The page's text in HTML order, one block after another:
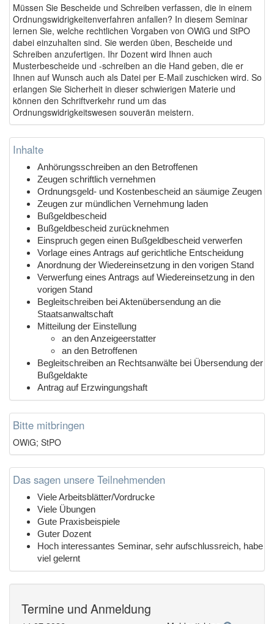
Müssen Sie Bescheide und Schreiben verfassen, die in einem
Ordnungswidrigkeitenverfahren anfallen? In diesem Seminar
lernen Sie, welche rechtlichen Vorgaben von OWiG und StPO
dabei einzuhalten sind. Sie werden üben, Bescheide und
Schreiben anzufertigen. Ihr Dozent wird Ihnen auch
Musterbescheide und -schreiben an die Hand geben, die er
Ihnen auf Wunsch auch als Datei per E-Mail zuschicken wird. So
erlangen Sie Sicherheit in dieser schwierigen Materie und
können den Schriftverkehr rund um das
Ordnungswidrigkeitswesen souverän meistern.
Inhalte
Anhörungsschreiben an den Betroffenen
Zeugen schriftlich vernehmen
Ordnungsgeld- und Kostenbescheid an säumige Zeugen
Zeugen zur mündlichen Vernehmung laden
Bußgeldbescheid
Bußgeldbescheid zurücknehmen
Einspruch gegen einen Bußgeldbescheid verwerfen
Vorlage eines Antrags auf gerichtliche Entscheidung
Anordnung der Wiedereinsetzung in den vorigen Stand
Verwerfung eines Antrags auf Wiedereinsetzung in den
vorigen Stand
Begleitschreiben bei Aktenübersendung an die
Staatsanwaltschaft
Mitteilung der Einstellung
an den Anzeigeerstatter
an den Betroffenen
Begleitschreiben an Rechtsanwälte bei Übersendung der
Bußgeldakte
Antrag auf Erzwingungshaft
Bitte mitbringen
OWiG; StPO
Das sagen unsere Teilnehmenden
Viele Arbeitsblätter/Vordrucke
Viele Übungen
Gute Praxisbeispiele
Guter Dozent
Hoch interessantes Seminar, sehr aufschlussreich, habe
viel gelernt
Termine und Anmeldung